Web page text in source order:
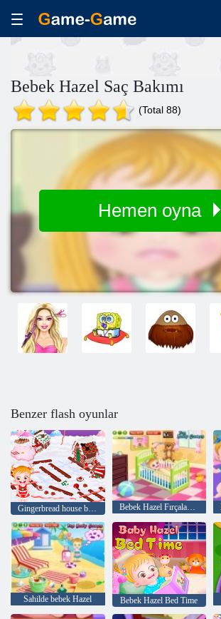
Bebek Hazel Saç Bakımı
(Total 88)
Hemen oyna
Benzer flash oyunlar
Gingerbread house bebek Hazel Bebek Hazel Fırçalama Zaman
Sahilde bebek Hazel Bebek Hazel Bed Time